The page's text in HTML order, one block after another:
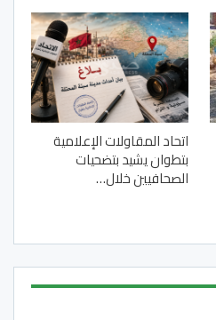
اتحاد المقاولات الإعلامية
بتطوان يشيد بتضحيات
الصحافيين خلال…